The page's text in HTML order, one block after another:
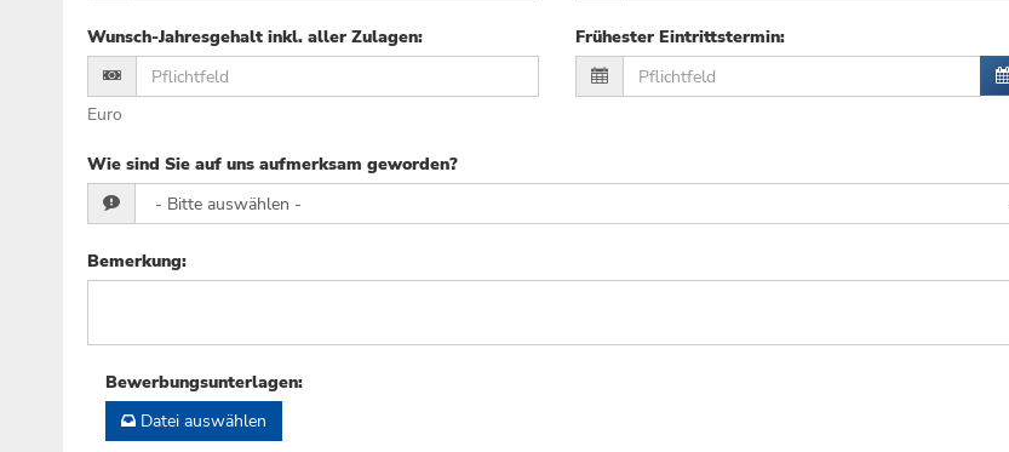
Wunsch-Jahresgehalt inkl. aller Zulagen:
Euro
Frühester Eintrittstermin:
Wie sind Sie auf uns aufmerksam geworden?
Bemerkung:
Bewerbungsunterlagen:
Datei auswählen